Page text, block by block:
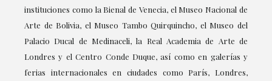
instituciones como la Bienal de Venecia, el Museo Nacional de
Arte de Bolivia, el Museo Tambo Quirquincho, el Museo del
Palacio Ducal de Medinaceli, la Real Academia de Arte de
Londres y el Centro Conde Duque, así como en galerías y
ferias internacionales en ciudades como París, Londres,